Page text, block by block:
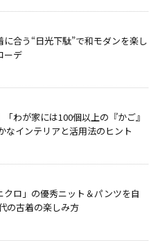
に合う“日光下駄”で和モダンを楽し
ーデ
「わが家には100個以上の『かご』
なインテリアと活用法のヒント
クロ」の優秀ニット＆パンツを自
の古着の楽しみ方